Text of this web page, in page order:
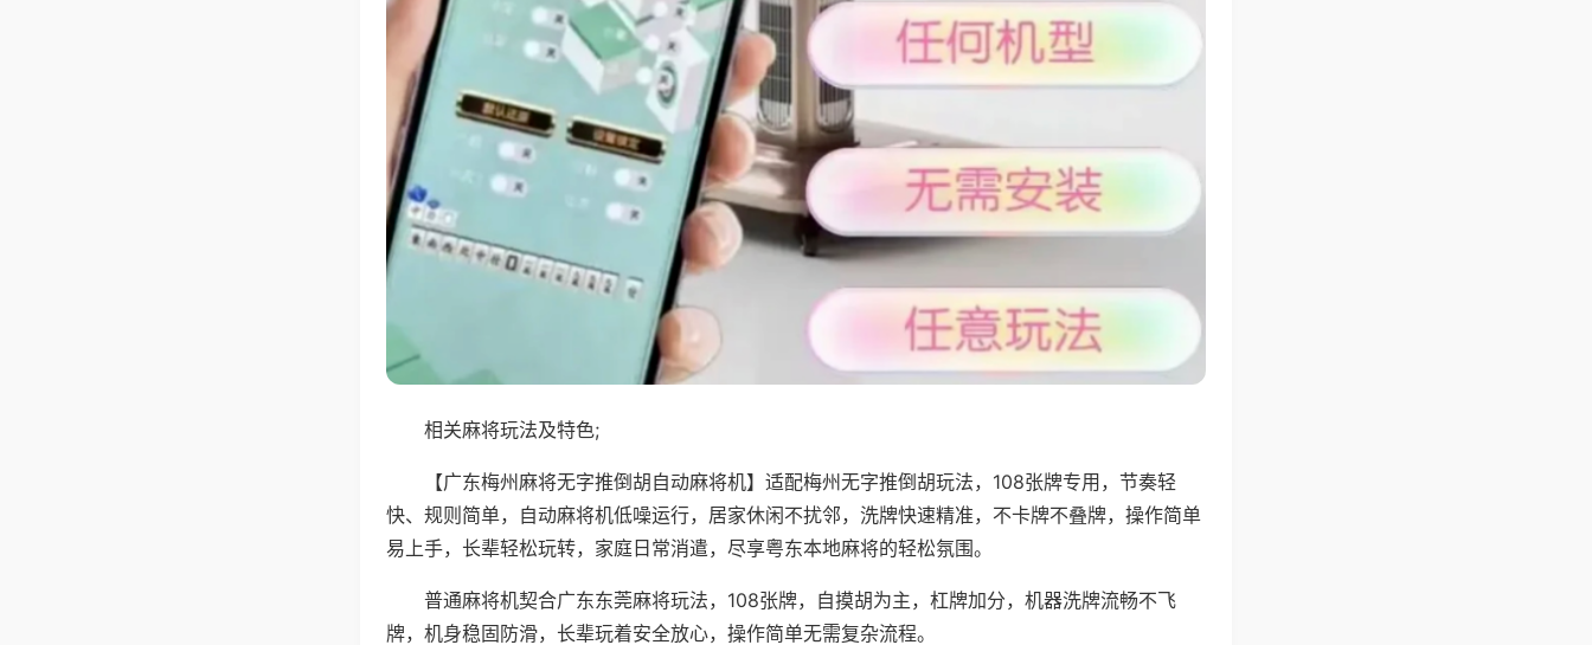
相关麻将玩法及特色;
【广东梅州麻将无字推倒胡自动麻将机】适配梅州无字推倒胡玩法，108张牌专用，节奏轻
快、规则简单，自动麻将机低噪运行，居家休闲不扰邻，洗牌快速精准，不卡牌不叠牌，操作简单
易上手，长辈轻松玩转，家庭日常消遣，尽享粤东本地麻将的轻松氛围。
普通麻将机契合广东东莞麻将玩法，108张牌，自摸胡为主，杠牌加分，机器洗牌流畅不飞
牌，机身稳固防滑，长辈玩着安全放心，操作简单无需复杂流程。